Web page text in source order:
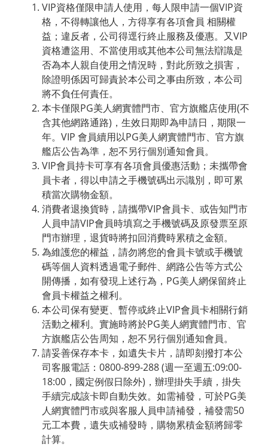
VIP資格僅限申請人使用，每人限申請一個VIP資
格，不得轉讓他人，方得享有各項會員 相關權
益；違反者，公司得逕行終止服務及優惠。又VIP
資格遭盜用、不當使用或其他本公司無法辯識是
否為本人親自使用之情況時，對此所致之損害，
除證明係因可歸責於本公司之事由所致，本公司
將不負任何責任。
本卡僅限PG美人網實體門市、官方旗艦店使用(不
含其他網路通路)，生效日期即為申請日，期限一
年。VIP 會員續用以PG美人網實體門市、官方旗
艦店公告為準，恕不另行個別通知會員。
VIP會員持卡可享有各項會員優惠活動；未攜帶會
員卡者，得以申請之手機號碼出示識別，即可累
積當次購物金額。
消費者退換貨時，請攜帶VIP會員卡、或告知門市
人員申請VIP會員時填寫之手機號碼及原發票至原
門市辦理，退貨時將扣回消費時累積之金額。
為維護您的權益，請勿將您的會員卡號或手機號
碼等個人資料透過電子郵件、網路公告等方式公
開傳播，如有發現上述行為，PG美人網保留終止
會員卡權益之權利。
本公司保有變更、暫停或終止VIP會員卡相關行銷
活動之權利。實施時將於PG美人網實體門市、官
方旗艦店公告周知，恕不另行個別通知會員。
請妥善保存本卡，如遺失卡片，請即刻撥打本公
司客服電話：0800-899-288 (週一至週五:09:00-
18:00，國定例假日除外)，辦理掛失手續，掛失
手續完成該卡即自動失效。如需補發，可於PG美
人網實體門市或與客服人員申請補發，補發需50
元工本費，遺失或補發時，購物累積金額將歸零
計算。